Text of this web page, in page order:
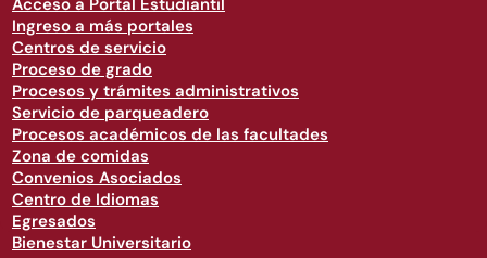
Acceso a Portal Estudiantil
Ingreso a más portales
Centros de servicio
Proceso de grado
Procesos y trámites administrativos
Servicio de parqueadero
Procesos académicos de las facultades
Zona de comidas
Convenios Asociados
Centro de Idiomas
Egresados
Bienestar Universitario